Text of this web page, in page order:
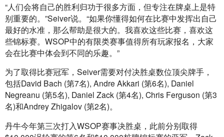
“人们会将自己的胜利归功于很多方面，但专注在牌桌上是特
别重要的。”Seiver说。“如果你懂得如何在比赛中发挥出自己
最好的水准，那么帮助是很大的。我喜欢这些比赛，喜欢这
些锦标赛。WSOP中的有限类赛事值得所有玩家报名，大家
会在比赛中体会到不同的乐趣。”
为了取得比赛冠军，Seiver需要对付决胜桌数位顶尖牌手，
包括David Bach (第7名), Andre Akkari (第6名), Daniel
Negreanu (第5名), Daniel Zack (第4名), Chris Ferguson (第3
名)和Andrey Zhigalov (第2名)。
丹牛今年第三次打入WSOP赛事决胜桌，此前分别取得